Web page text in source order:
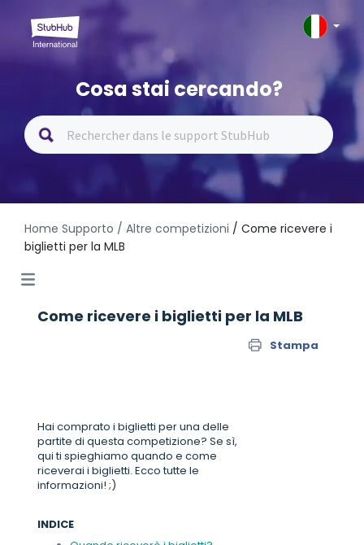
Cosa stai cercando?
Home Supporto / Altre competizioni / Come ricevere i
biglietti per la MLB
Come ricevere i biglietti per la MLB
Stampa
Hai comprato i biglietti per una delle
partite di questa competizione? Se sì,
qui ti spieghiamo quando e come
riceverai i biglietti. Ecco tutte le
informazioni! ;)
INDICE